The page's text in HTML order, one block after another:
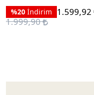
%20 İndirim
1.599,92
1.999,90